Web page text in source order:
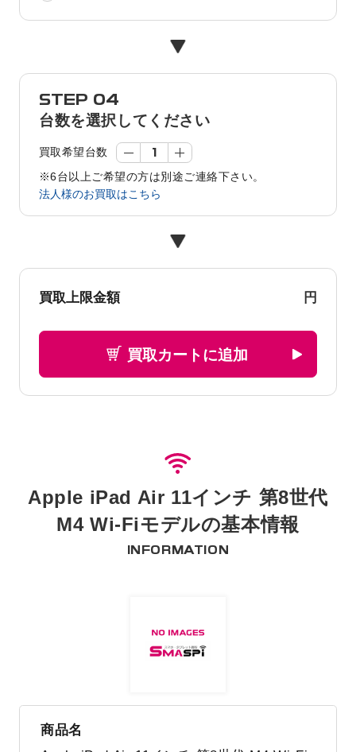
STEP 04
台数を選択してください
買取希望台数
※6台以上ご希望の方は別途ご連絡下さい。
法人様のお買取はこちら
買取上限金額 円
買取カートに追加
Apple iPad Air 11インチ 第8世代
M4 Wi-Fiモデルの基本情報
INFORMATION
商品名